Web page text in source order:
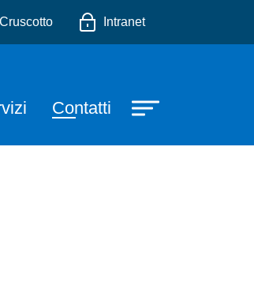
Cruscotto Intranet
Contatti